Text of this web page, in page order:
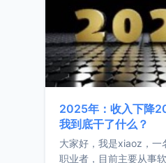
2025年：收入下降
我到底干了什么？
大家好，我是xiaoz，一
职业者，目前主要从事